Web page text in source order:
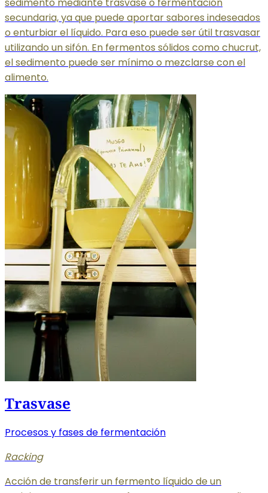
secundaria, ya que puede aportar sabores indeseados
o enturbiar el líquido. Para eso puede ser útil trasvasar
utilizando un sifón. En fermentos sólidos como chucrut,
el sedimento puede ser mínimo o mezclarse con el
alimento.
Trasvase
Procesos y fases de fermentación
Racking
Acción de transferir un fermento líquido de un